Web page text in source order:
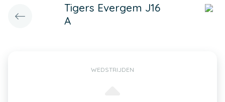
Tigers Evergem J16
A
WEDSTRIJDEN